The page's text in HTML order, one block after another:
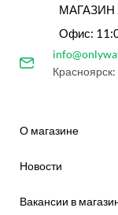
МАГАЗИН
Офис:
О магазине
Новости
Вакансии в